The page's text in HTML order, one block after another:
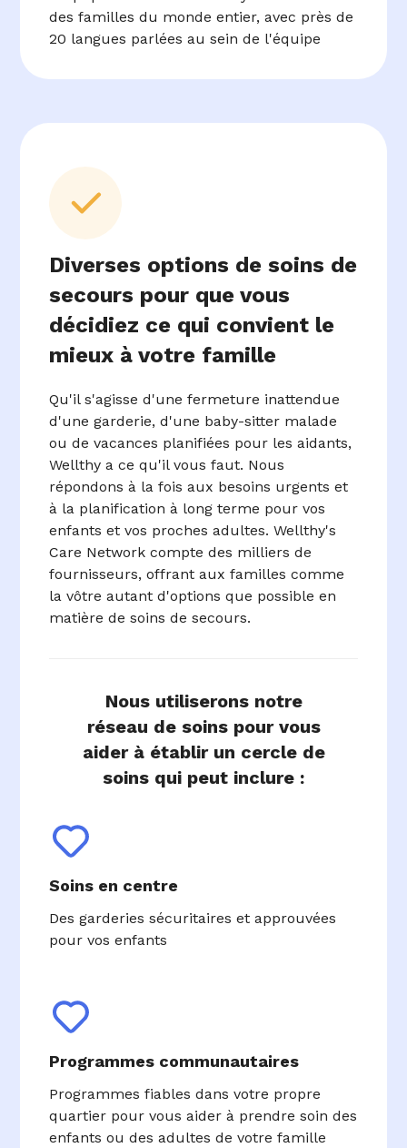
des familles du monde entier, avec près de
20 langues parlées au sein de l'équipe
Diverses options de soins de
secours pour que vous
décidiez ce qui convient le
mieux à votre famille
Qu'il s'agisse d'une fermeture inattendue
d'une garderie, d'une baby-sitter malade
ou de vacances planifiées pour les aidants,
Wellthy a ce qu'il vous faut. Nous
répondons à la fois aux besoins urgents et
à la planification à long terme pour vos
enfants et vos proches adultes. Wellthy's
Care Network compte des milliers de
fournisseurs, offrant aux familles comme
la vôtre autant d'options que possible en
matière de soins de secours.
Nous utiliserons notre
réseau de soins pour vous
aider à établir un cercle de
soins qui peut inclure :
Soins en centre
Des garderies sécuritaires et approuvées
pour vos enfants
Programmes communautaires
Programmes fiables dans votre propre
quartier pour vous aider à prendre soin des
enfants ou des adultes de votre famille